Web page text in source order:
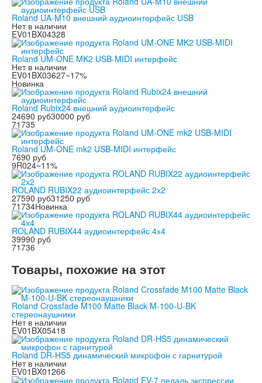
Roland UA-M10 внешний аудиоинтерфейс USB
Нет в наличии
EV01BX04328
Roland UM-ONE MK2 USB-MIDI интерфейс
Нет в наличии
EV01BX03627~17%
Новинка
Roland Rubix24 внешний аудиоинтерфейс
24690 руб30000 руб
71735
Roland UM-ONE mk2 USB-MIDI интерфейс
7690 руб
9R024~11%
ROLAND RUBIX22 аудиоинтерфейс 2х2
27590 руб31250 руб
71734Новинка
ROLAND RUBIX44 аудиоинтерфейс 4х4
39990 руб
71736
Товары, похожие на этот
Roland Crossfade M100 Matte Black M-100-U-BK
стереонаушники
Нет в наличии
EV01BX05418
Roland DR-HS5 динамический микрофон с гарнитурой
Нет в наличии
EV01BX01266